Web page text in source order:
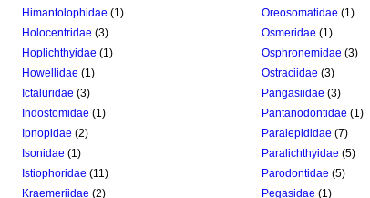
Himantolophidae (1) Oreosomatidae (1)
Holocentridae (3) Osmeridae (1)
Hoplichthyidae (1) Osphronemidae (3)
Howellidae (1) Ostraciidae (3)
Ictaluridae (3) Pangasiidae (3)
Indostomidae (1) Pantanodontidae (1)
Ipnopidae (2) Paralepididae (7)
Isonidae (1) Paralichthyidae (5)
Istiophoridae (11) Parodontidae (5)
Kraemeriidae (2) Pegasidae (1)